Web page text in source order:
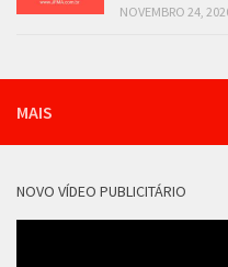
NOVEMBRO 24,
MAIS
NOVO VÍDEO PUBLICITÁRIO